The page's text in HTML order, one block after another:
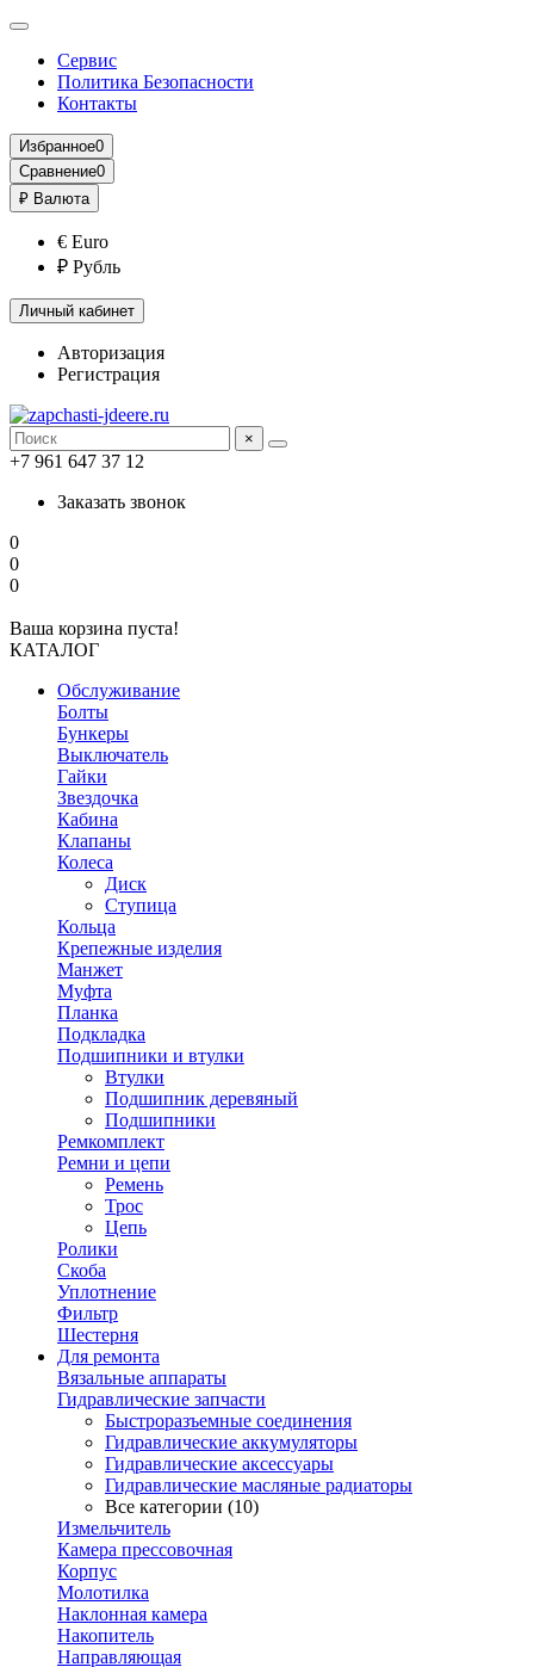
Сервис
Политика Безопасности
Контакты
Избранное0
Сравнение0
₽ Валюта
€ Euro
₽ Рубль
Личный кабинет
Авторизация
Регистрация
×
+7 961 647 37 12
Заказать звонок
0
0
0
Ваша корзина пуста!
КАТАЛОГ
Обслуживание
Болты
Бункеры
Выключатель
Гайки
Звездочка
Кабина
Клапаны
Колеса
Диск
Ступица
Кольца
Крепежные изделия
Манжет
Муфта
Планка
Подкладка
Подшипники и втулки
Втулки
Подшипник деревяный
Подшипники
Ремкомплект
Ремни и цепи
Ремень
Трос
Цепь
Ролики
Скоба
Уплотнение
Фильтр
Шестерня
Для ремонта
Вязальные аппараты
Гидравлические запчасти
Быстроразъемные соединения
Гидравлические аккумуляторы
Гидравлические аксессуары
Гидравлические масляные радиаторы
Все категории (10)
Измельчитель
Камера прессовочная
Корпус
Молотилка
Наклонная камера
Накопитель
Направляющая